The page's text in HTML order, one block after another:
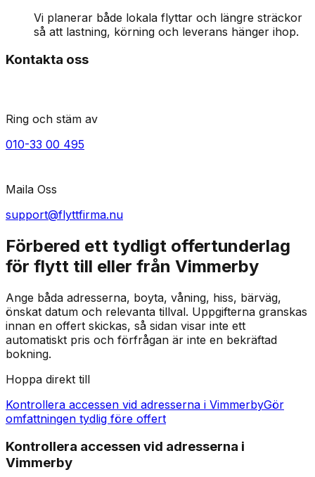
Vi planerar både lokala flyttar och längre sträckor
så att lastning, körning och leverans hänger ihop.
Kontakta oss
Ring och stäm av
010-33 00 495
Maila Oss
support@flyttfirma.nu
Förbered ett tydligt offertunderlag
för flytt till eller från Vimmerby
Ange båda adresserna, boyta, våning, hiss, bärväg,
önskat datum och relevanta tillval. Uppgifterna granskas
innan en offert skickas, så sidan visar inte ett
automatiskt pris och förfrågan är inte en bekräftad
bokning.
Hoppa direkt till
Kontrollera accessen vid adresserna i VimmerbyGör
omfattningen tydlig före offert
Kontrollera accessen vid adresserna i
Vimmerby